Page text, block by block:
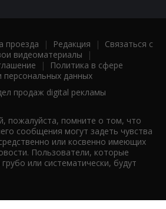
проезда | Редакция | Связаться с
видеоматериалы |
|
Политика в сфере
персональных данных
продаж digital рекламы
пожалуйста, помните о том, что
сообщения могут задеть чувства
или косвенно имеющих
Пользователи, которые
или систематически, будут